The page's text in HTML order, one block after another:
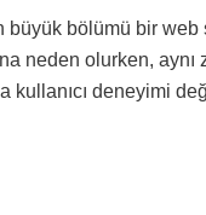
büyük bölümü bir
neden olurken, aynı
deneyimi